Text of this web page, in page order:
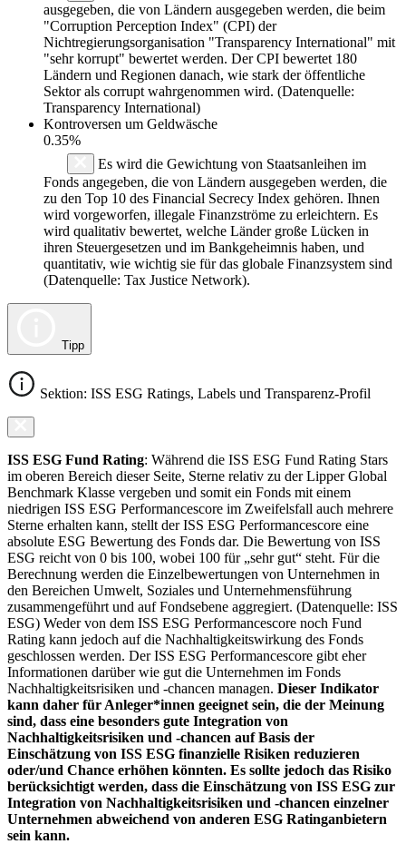
ausgegeben, die von Ländern ausgegeben werden, die beim
"Corruption Perception Index" (CPI) der
Nichtregierungsorganisation "Transparency International" mit
"sehr korrupt" bewertet werden. Der CPI bewertet 180
Ländern und Regionen danach, wie stark der öffentliche
Sektor als corrupt wahrgenommen wird. (Datenquelle:
Transparency International)
Kontroversen um Geldwäsche
0.35%
Es wird die Gewichtung von Staatsanleihen im
Fonds angegeben, die von Ländern ausgegeben werden, die
zu den Top 10 des Financial Secrecy Index gehören. Ihnen
wird vorgeworfen, illegale Finanzströme zu erleichtern. Es
wird qualitativ bewertet, welche Länder große Lücken in
ihren Steuergesetzen und im Bankgeheimnis haben, und
quantitativ, wie wichtig sie für das globale Finanzsystem sind
(Datenquelle: Tax Justice Network).
Tipp
Sektion: ISS ESG Ratings, Labels und Transparenz-Profil
ISS ESG Fund Rating: Während die ISS ESG Fund Rating Stars
im oberen Bereich dieser Seite, Sterne relativ zu der Lipper Global
Benchmark Klasse vergeben und somit ein Fonds mit einem
niedrigen ISS ESG Performancescore im Zweifelsfall auch mehrere
Sterne erhalten kann, stellt der ISS ESG Performancescore eine
absolute ESG Bewertung des Fonds dar. Die Bewertung von ISS
ESG reicht von 0 bis 100, wobei 100 für „sehr gut“ steht. Für die
Berechnung werden die Einzelbewertungen von Unternehmen in
den Bereichen Umwelt, Soziales und Unternehmensführung
zusammengeführt und auf Fondsebene aggregiert. (Datenquelle: ISS
ESG) Weder von dem ISS ESG Performancescore noch Fund
Rating kann jedoch auf die Nachhaltigkeitswirkung des Fonds
geschlossen werden. Der ISS ESG Performancescore gibt eher
Informationen darüber wie gut die Unternehmen im Fonds
Nachhaltigkeitsrisiken und -chancen managen. Dieser Indikator
kann daher für Anleger*innen geeignet sein, die der Meinung
sind, dass eine besonders gute Integration von
Nachhaltigkeitsrisiken und -chancen auf Basis der
Einschätzung von ISS ESG finanzielle Risiken reduzieren
oder/und Chance erhöhen könnten. Es sollte jedoch das Risiko
berücksichtigt werden, dass die Einschätzung von ISS ESG zur
Integration von Nachhaltigkeitsrisiken und -chancen einzelner
Unternehmen abweichend von anderen ESG Ratinganbietern
sein kann.